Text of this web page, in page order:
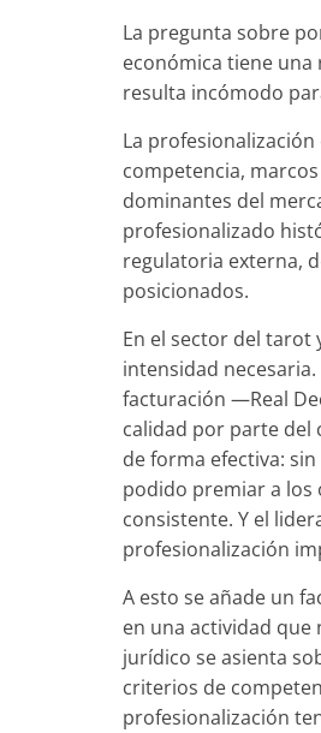
La pregunta sobre
económica tiene
resulta incómodo
La
competencia,
dominantes del
profesionalizado
regulatoria externa,
posicionados.
En el sector del tarot
intensidad
facturación —Real
calidad por parte
de forma efectiva:
podido premiar a los
consistente. Y el
profesionalización
A esto se añade un
en una actividad que
jurídico se asienta
criterios de
profesionalización